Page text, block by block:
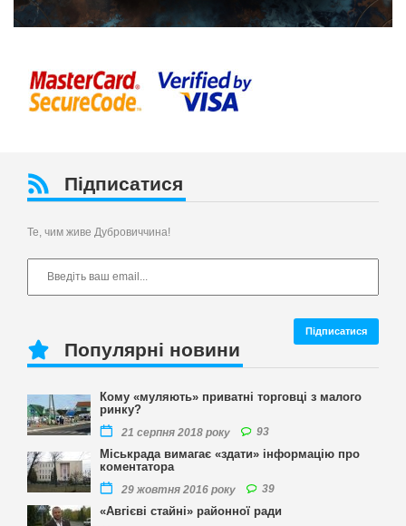
Підписатися
Те, чим живе Дубровиччина!
Популярні новини
Кому «муляють» приватні торговці з малого
ринку?
21 серпня 2018 року 93
Міськрада вимагає «здати» інформацію про
коментатора
29 жовтня 2016 року 39
«Авгієві стайні» районної ради